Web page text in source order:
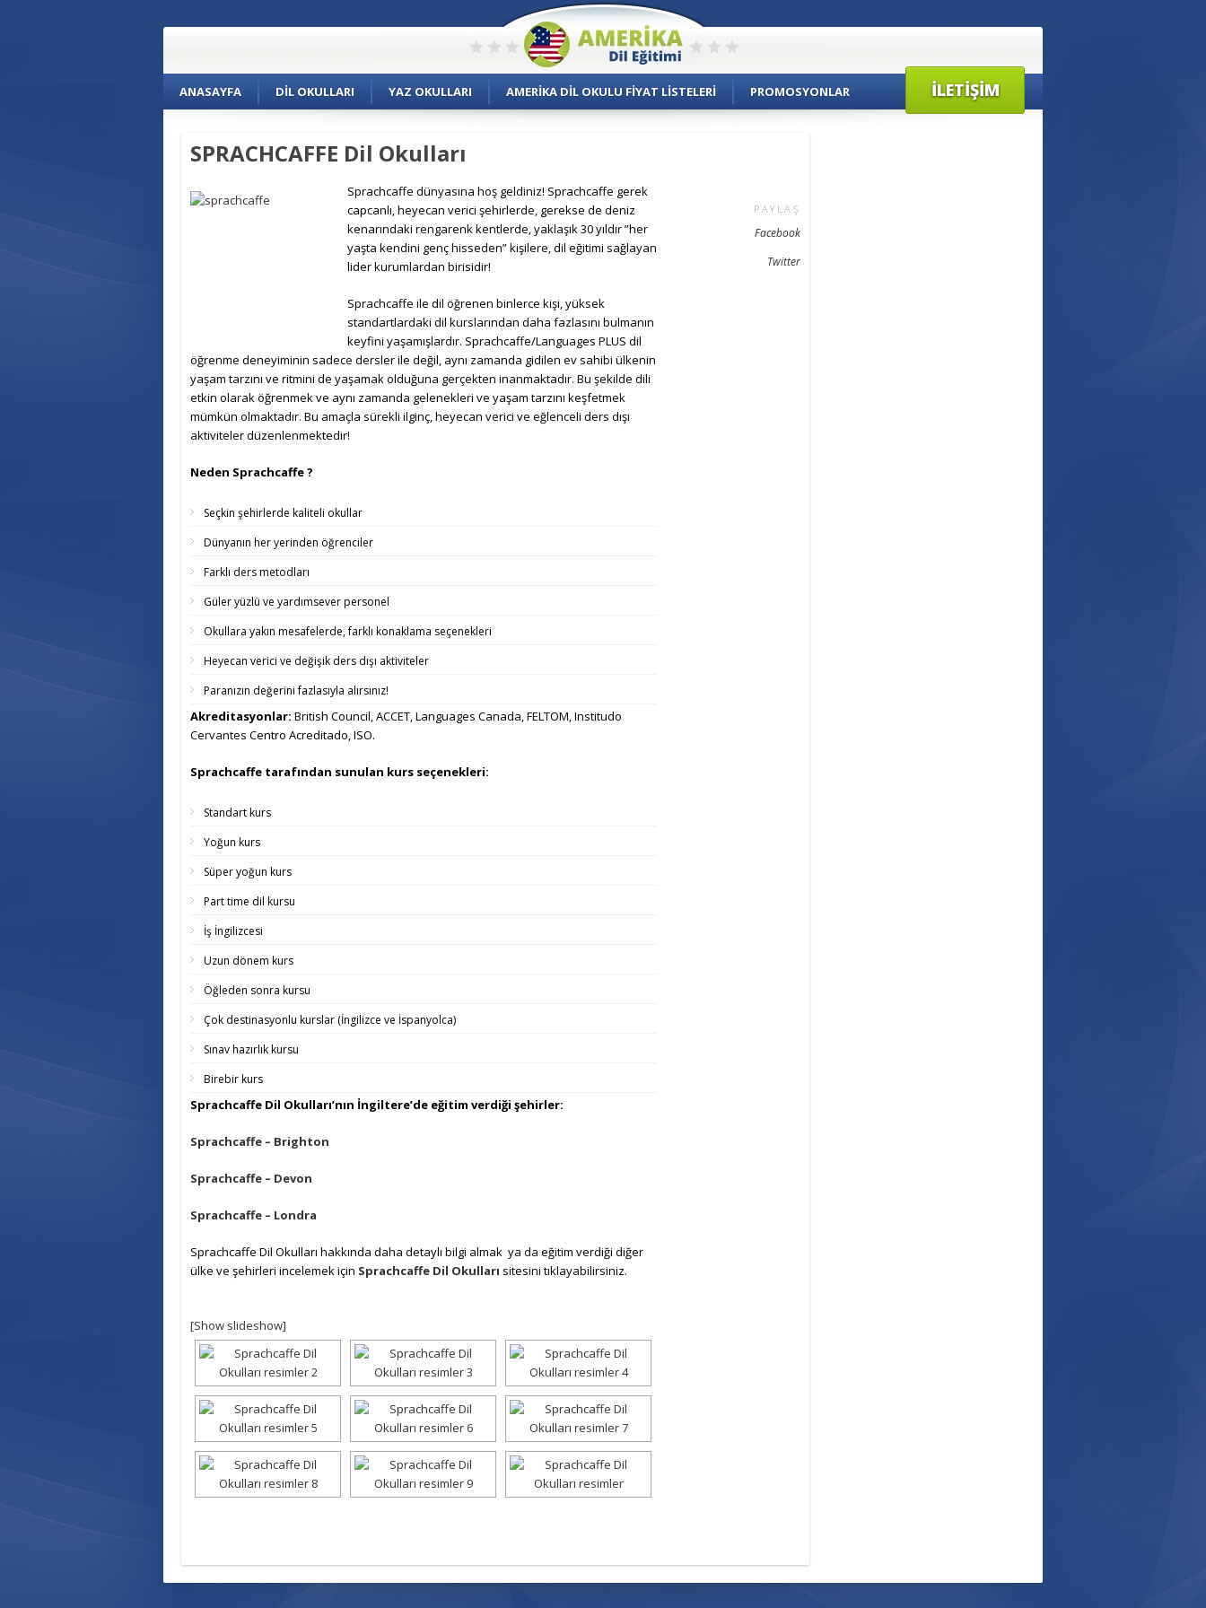
ANASAYFA DIL OKULLARI YAZ OKULLARI AMERIKA DIL OKULU FIYAT LISTELERI PROMOSYONLAR İLETIŞIM
SPRACHCAFFE Dil Okulları
Sprachcaffe dünyasına hoş geldiniz! Sprachcaffe gerek
capcanlı, heyecan verici şehirlerde, gerekse de deniz
kenarındaki rengarenk kentlerde, yaklaşık 30 yıldır ”her
yaşta kendini genç hisseden” kişilere, dil eğitimi sağlayan
lider kurumlardan birisidir!
Sprachcaffe ile dil öğrenen binlerce kişi, yüksek
standartlardaki dil kurslarından daha fazlasını bulmanın
keyfini yaşamışlardır. Sprachcaffe/Languages PLUS dil
öğrenme deneyiminin sadece dersler ile değil, aynı zamanda gidilen ev sahibi ülkenin
yaşam tarzını ve ritmini de yaşamak olduğuna gerçekten inanmaktadır. Bu şekilde dili
etkin olarak öğrenmek ve aynı zamanda gelenekleri ve yaşam tarzını keşfetmek
mümkün olmaktadır. Bu amaçla sürekli ilginç, heyecan verici ve eğlenceli ders dışı
aktiviteler düzenlenmektedir!
Neden Sprachcaffe ?
Seçkin şehirlerde kaliteli okullar
Dünyanın her yerinden öğrenciler
Farklı ders metodları
Güler yüzlü ve yardımsever personel
Okullara yakın mesafelerde, farklı konaklama seçenekleri
Heyecan verici ve değişik ders dışı aktiviteler
Paranızın değerini fazlasıyla alırsınız!
Akreditasyonlar: British Council, ACCET, Languages Canada, FELTOM, Institudo
Cervantes Centro Acreditado, ISO.
Sprachcaffe tarafından sunulan kurs seçenekleri:
Standart kurs
Yoğun kurs
Süper yoğun kurs
Part time dil kursu
İş İngilizcesi
Uzun dönem kurs
Öğleden sonra kursu
Çok destinasyonlu kurslar (İngilizce ve İspanyolca)
Sınav hazırlık kursu
Birebir kurs
Sprachcaffe Dil Okulları’nın İngiltere’de eğitim verdiği şehirler:
Sprachcaffe – Brighton
Sprachcaffe – Devon
Sprachcaffe – Londra
Sprachcaffe Dil Okulları hakkında daha detaylı bilgi almak ya da eğitim verdiği diğer
ülke ve şehirleri incelemek için Sprachcaffe Dil Okulları sitesini tıklayabilirsiniz.
[Show slideshow]
PAYLAŞ
Facebook
Twitter